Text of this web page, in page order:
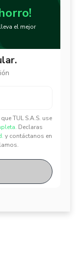
el mejor
TUL S.A.S. use
Declaras
y contáctanos en
✕
✕